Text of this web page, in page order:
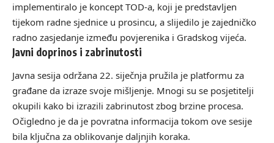
implementiralo je koncept TOD-a, koji je predstavljen
tijekom radne sjednice u prosincu, a slijedilo je zajedničko
radno zasjedanje između povjerenika i Gradskog vijeća.
Javni doprinos i zabrinutosti
Javna sesija održana 22. siječnja pružila je platformu za
građane da izraze svoje mišljenje. Mnogi su se posjetitelji
okupili kako bi izrazili zabrinutost zbog brzine procesa.
Očigledno je da je povratna informacija tokom ove sesije
bila ključna za oblikovanje daljnjih koraka.